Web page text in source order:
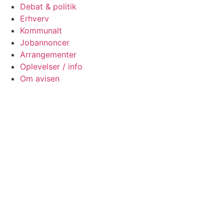
Debat & politik
Erhverv
Kommunalt
Jobannoncer
Arrangementer
Oplevelser / info
Om avisen